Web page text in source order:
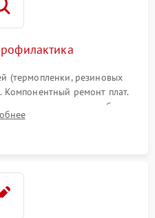
(термопленки, резиновых
Компонентный ремонт плат.
контактов и линз блока
тонера и пыли.